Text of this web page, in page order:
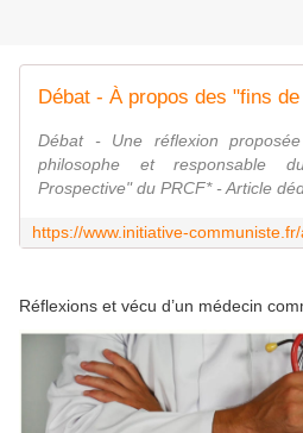
Débat - Une réflexion
philosophe et responsable
Prospective" du PRCF* - Article
Réflexions et vécu d’un médecin